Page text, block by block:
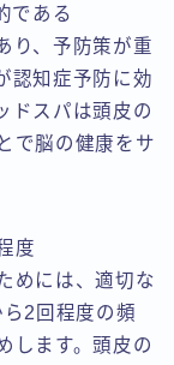
である
り、予防策が重
認知症予防に効
ドスパは頭皮の
で脳の健康をサ
度
めには、適切な
2回程度の頻
します。頭皮の